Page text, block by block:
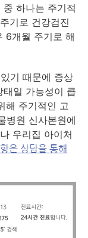
하나는 주기적
기로 건강검진
6개월 주기로 해
기 때문에 증상
일 가능성이 큽
해 주기적인 고
병원 신사본원에
우리집 아이처
은 상담을 통해